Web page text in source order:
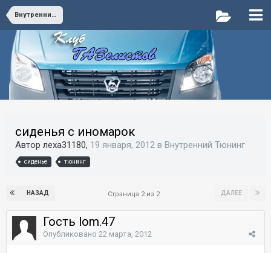
Внутренний Тюнинг
сиденья с иномарок
Автор леха31180, 19 января, 2012 в Внутренний Тюнинг
сиденье тюнинг
НАЗАД ДАЛЕЕ
Страница 2 из 2
Гость lom.47
Опубликовано 22 марта, 2012